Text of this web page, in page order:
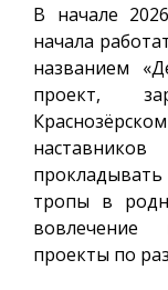
В начале
начала
названием
проект,
тропы в
проекты по